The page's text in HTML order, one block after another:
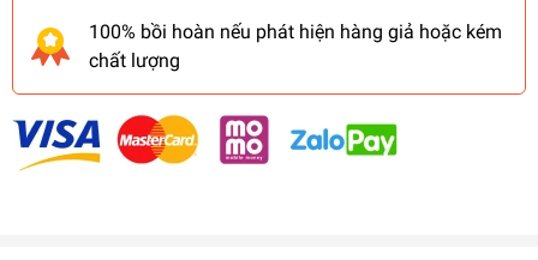
100% bồi hoàn nếu phát hiện hàng giả hoặc kém
chất lượng